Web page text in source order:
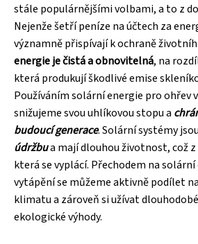
stále populárnějšími volbami, a to z
Nejenže šetří peníze na účtech za
významně přispívají k ochraně
energie je čistá a obnovitelná, na
která produkují škodlivé emise
Používáním solární energie pro ohřev
snižujeme svou uhlíkovou stopu a
budoucí generace. Solární systémy
údržbua mají dlouhou životnost, což
která se vyplácí. Přechodem na solární
vytápění se můžeme aktivně podílet
klimatu a zároveň si užívat
ekologické výhody.